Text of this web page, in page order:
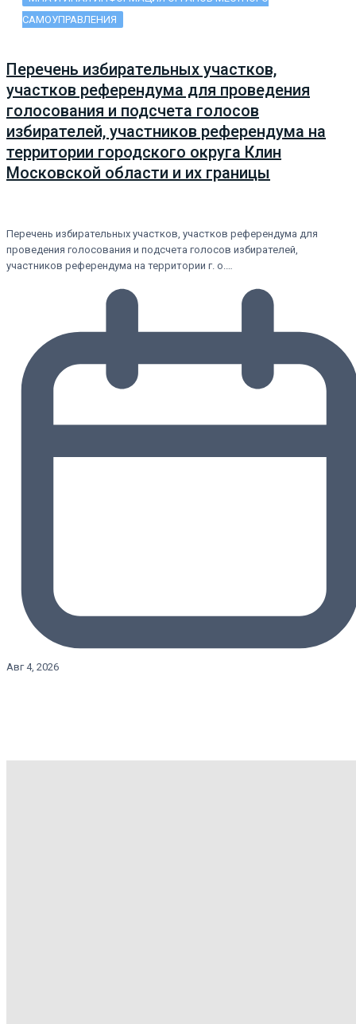
САМОУПРАВЛЕНИЯ
Перечень избирательных участков,
участков референдума для проведения
голосования и подсчета голосов
избирателей, участников референдума на
территории городского округа Клин
Московской области и их границы
Перечень избирательных участков, участков референдума для
проведения голосования и подсчета голосов избирателей,
участников референдума на территории г. о.…
Авг 4, 2026